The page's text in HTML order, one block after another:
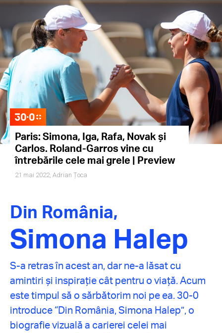
Paris: Simona, Iga, Rafa, Novak și
Carlos. Roland-Garros vine cu
întrebările cele mai grele | Preview
21 mai 2022, Adrian Țoca
Din România,
Simona Halep
S-a retras în acest an, dar ne-a lăsat cu
amintiri și inspirație cât pentru o viață. Acum
este timpul să o sărbătorim noi pe ea. 30-0
introduce “Din România, Simona Halep”, o
biografie vizuală a carierei celei mai